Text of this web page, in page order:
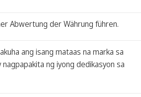
Abwertung der Währung führen.
ang isang mataas na marka sa
ng iyong dedikasyon sa